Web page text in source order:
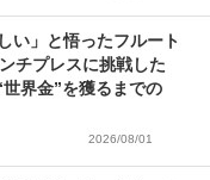
い」と悟ったフルート
チプレスに挑戦した
界金”を獲るまでの
2026/08/01